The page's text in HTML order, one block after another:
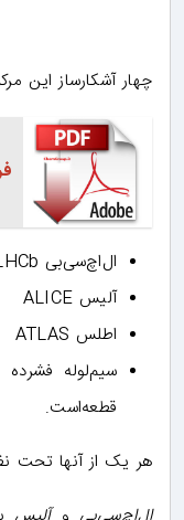
چهار آشکارساز این
ال‌اچ‌سی‌بی ‎LHCb‏
آلیس ‎ALICE‏
اطلس ‎ATLAS‏
قطعه‌است.
هر یک از آنها تحت